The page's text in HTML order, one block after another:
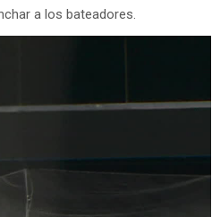
a los bateadores.